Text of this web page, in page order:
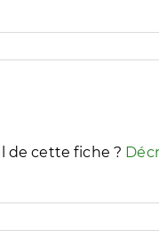
besoins
de cette fiche ?